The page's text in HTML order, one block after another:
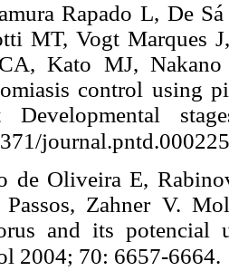
Rapado L, De
MT, Vogt Marques
Kato MJ,
control using
Developmental
de Oliveira E,
Passos, Zahner V.
and its
2004; 70: 6657-6664.